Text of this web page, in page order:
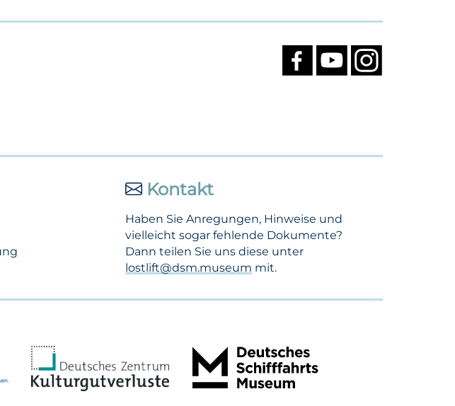
Kontakt
Haben Sie Anregungen, Hinweise und
vielleicht sogar fehlende Dokumente?
Dann teilen Sie uns diese unter
lostlift@dsm.museum mit.